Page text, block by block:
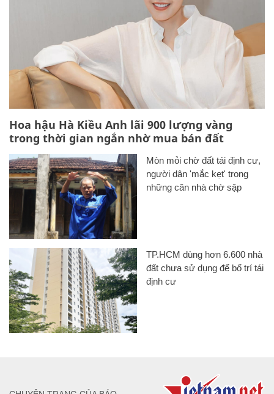
Hoa hậu Hà Kiều Anh lãi 900 lượng vàng
trong thời gian ngắn nhờ mua bán đất
Mòn mỏi chờ đất tái định cư,
người dân 'mắc kẹt' trong
những căn nhà chờ sập
TP.HCM dùng hơn 6.600 nhà
đất chưa sử dụng để bố trí tái
định cư